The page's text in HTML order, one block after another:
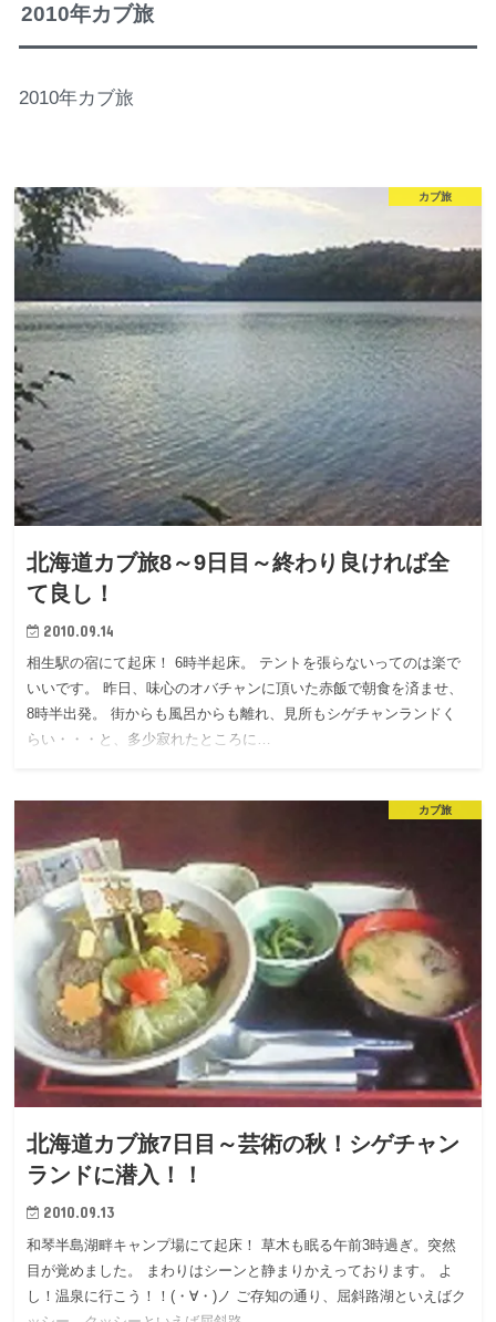
2010年カブ旅
2010年カブ旅
カブ旅
北海道カブ旅8～9日目～終わり良ければ全
て良し！
2010.09.14
相生駅の宿にて起床！ 6時半起床。 テントを張らないってのは楽で
いいです。 昨日、味心のオバチャンに頂いた赤飯で朝食を済ませ、
8時半出発。 街からも風呂からも離れ、見所もシゲチャンランドく
らい・・・と、多少寂れたところに…
カブ旅
北海道カブ旅7日目～芸術の秋！シゲチャン
ランドに潜入！！
2010.09.13
和琴半島湖畔キャンプ場にて起床！ 草木も眠る午前3時過ぎ。突然
目が覚めました。 まわりはシーンと静まりかえっております。 よ
し！温泉に行こう！！(・∀・)ノ ご存知の通り、屈斜路湖といえばク